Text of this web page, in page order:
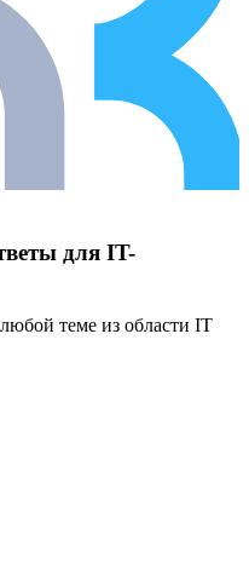
для IT-
теме из области IT